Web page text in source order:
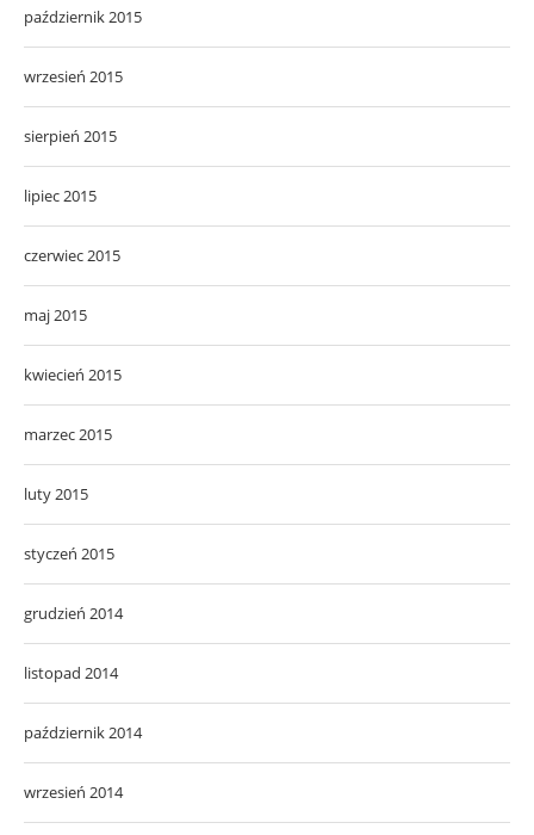
październik 2015
wrzesień 2015
sierpień 2015
lipiec 2015
czerwiec 2015
maj 2015
kwiecień 2015
marzec 2015
luty 2015
styczeń 2015
grudzień 2014
listopad 2014
październik 2014
wrzesień 2014